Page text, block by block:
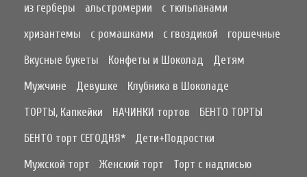
из герберы
альстромерии
с тюльпанами
хризантемы
с ромашками с гвоздикой
горшечные
Вкусные букеты
Конфеты и Шоколад
Детям
Мужчине
Девушке
Клубника в Шоколаде
ТОРТЫ, Капкейки
НАЧИНКИ тортов
БЕНТО ТОРТЫ
БЕНТО торт СЕГОДНЯ*
Дети+Подростки
Мужской торт
Женский торт
Торт с надписью